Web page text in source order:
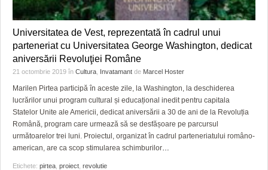
Universitatea de Vest, reprezentată în cadrul unui
parteneriat cu Universitatea George Washington, dedicat
aniversării Revoluţiei Române
21 octombrie 2019 în Cultura Invatamant de Marcel Hoster
Marilen Pirtea participă în aceste zile, la Washington, la deschiderea
lucrărilor unui program cultural și educațional inedit pentru capitala
Statelor Unite ale Americii, dedicat aniversării a 30 de ani de la Revoluția
Română, program care urmează să se desfășoare pe parcursul
următoarelor trei luni. Proiectul, organizat în cadrul parteneriatului româno-
american, are ca scop stimularea schimburilor
Etichete: pirtea proiect revolutie